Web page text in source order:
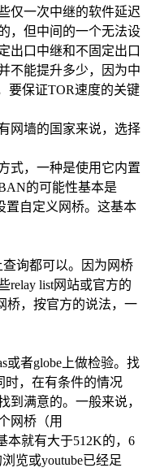
仅一次中继的软件延迟
，但中间的一个无法设
出口中继和不固定出口
不能提升多少，因为中
要保证TOR速度的关键
网墙的国家来说，选择
式，一种是使用它内置
的可能性基本是
置自定义网桥。这基本
查询都可以。因为网桥
relay list网站或官方的
桥，按官方的说法，一
或者globe上做检验。找
时，在有条件的情况
到满意的。一般来说，
网桥（用
本就有大于512K的，6
览或youtube已经足